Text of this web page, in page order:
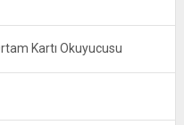
Kartı Okuyucusu